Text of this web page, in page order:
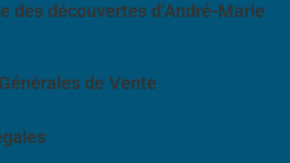
des découvertes d’André-Marie
de Vente